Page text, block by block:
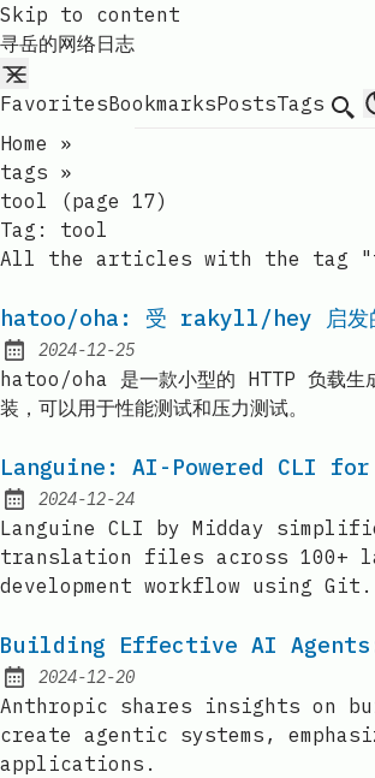
Skip to content
寻岳的网络日志
FavoritesBookmarksPostsTags
Home
»
tags »
tool (page 17)
Tag: tool
All the articles with the tag
hatoo/oha: 受 rakyll/hey 启发的
Published:
2024-12-25
hatoo/oha 是一款小型的 HTTP 负载
装，可以用于性能测试和压力测试。
Languine: AI-Powered CLI
Published:
2024-12-24
Languine CLI by Midday
translation files across 100+
development workflow using Git.
Building Effective AI
Published:
2024-12-20
Anthropic shares insights on
create agentic systems,
applications.